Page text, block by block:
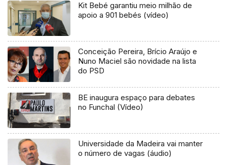
Kit Bebé garantiu meio milhão de
apoio a 901 bebés (vídeo)
Conceição Pereira, Brício Araújo e
Nuno Maciel são novidade na lista
do PSD
BE inaugura espaço para debates
no Funchal (Vídeo)
Universidade da Madeira vai manter
o número de vagas (áudio)